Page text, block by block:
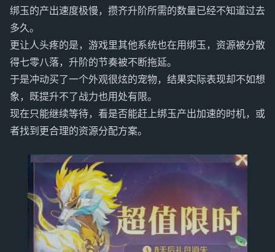
绑玉的产出速度极慢，攒齐升阶所需的数量已经不知道过去
多久。
更让人头疼的是，游戏里其他系统也在用绑玉，资源被分散
得七零八落，升阶的节奏被不断拖延。
于是冲动买了一个外观很炫的宠物，结果实际表现却不如想
象，既提升不了战力也用处有限。
现在只能继续等待，看是否能赶上绑玉产出加速的时机，或
者找到更合理的资源分配方案。